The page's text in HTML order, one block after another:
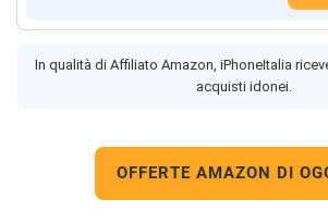
In qualità di Affiliato Amazon, iPhoneItalia
acquisti idonei.
OFFERTE AMAZON DI